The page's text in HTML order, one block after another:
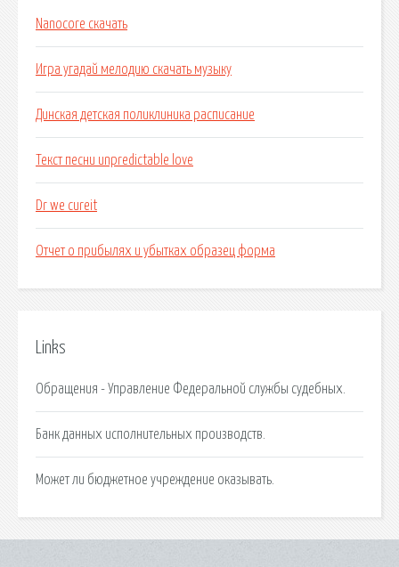
Nanocore скачать
Игра угадай мелодию скачать музыку
Динская детская поликлиника расписание
Текст песни unpredictable love
Dr we cureit
Отчет о прибылях и убытках образец форма
Links
Обращения - Управление Федеральной службы судебных.
Банк данных исполнительных производств.
Может ли бюджетное учреждение оказывать.